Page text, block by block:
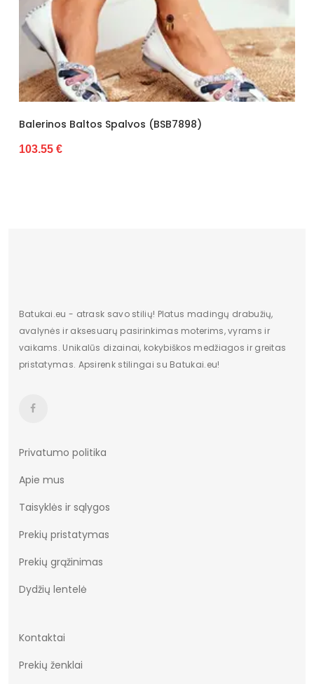
Bato priekis Atviras
Dydis Mažesnis
Pašiltinimas Nėra
Originali gamintojo pakuotė Dėžė
Lytis Moterims
Būklė
Vertimai cze
(BSB7898)
Balerinos Juodos Eko
Batukai.eu - atrask savo stilių! Platus madingų drabužių,
avalynės ir aksesuarų pasirinkimas moterims, vyrams ir
vaikams. Unikalūs dizainai, kokybiškos medžiagos ir greitas
pristatymas. Apsirenk stilingai su Batukai.eu!
Privatumo politika
Apie mus
Taisyklės ir sąlygos
Prekių pristatymas
Prekių grąžinimas
Dydžių lentelė
Kontaktai
Prekių ženklai